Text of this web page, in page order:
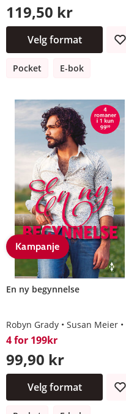
119,50 kr
Velg format
Pocket E-bok
Kampanje
En ny begynnelse
Robyn Grady Susan Meier
4 for 199kr
99,90 kr
Velg format